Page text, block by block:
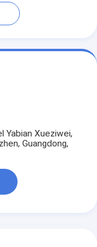
Yabian Xueziwei,
Guangdong,